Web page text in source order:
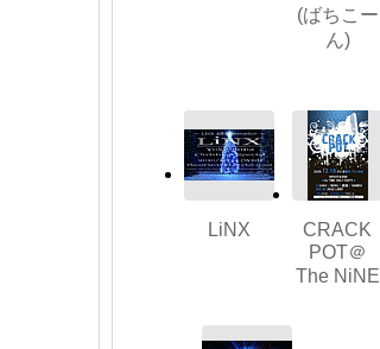
(ばちこー
ん)
LiNX
CRACK
POT＠
The NiNE